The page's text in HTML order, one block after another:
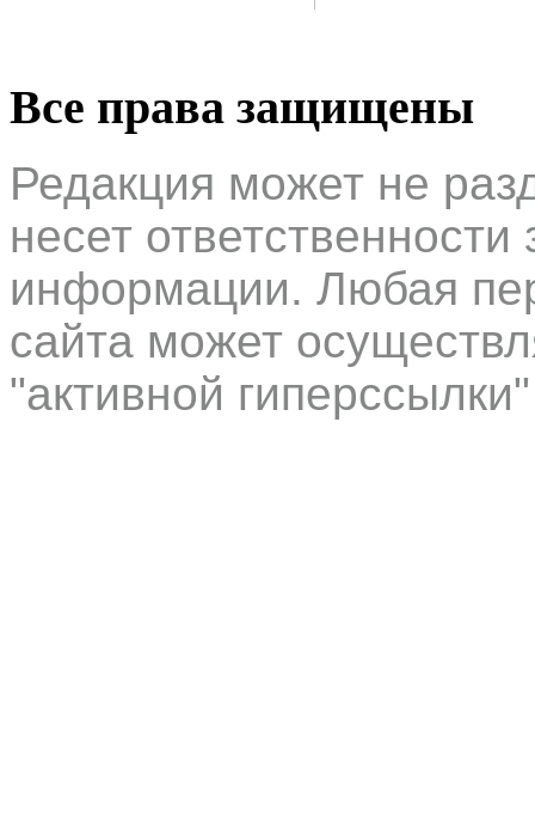
Все права защищены
Редакция может не
несет
информации. Любая
сайта может
"активной